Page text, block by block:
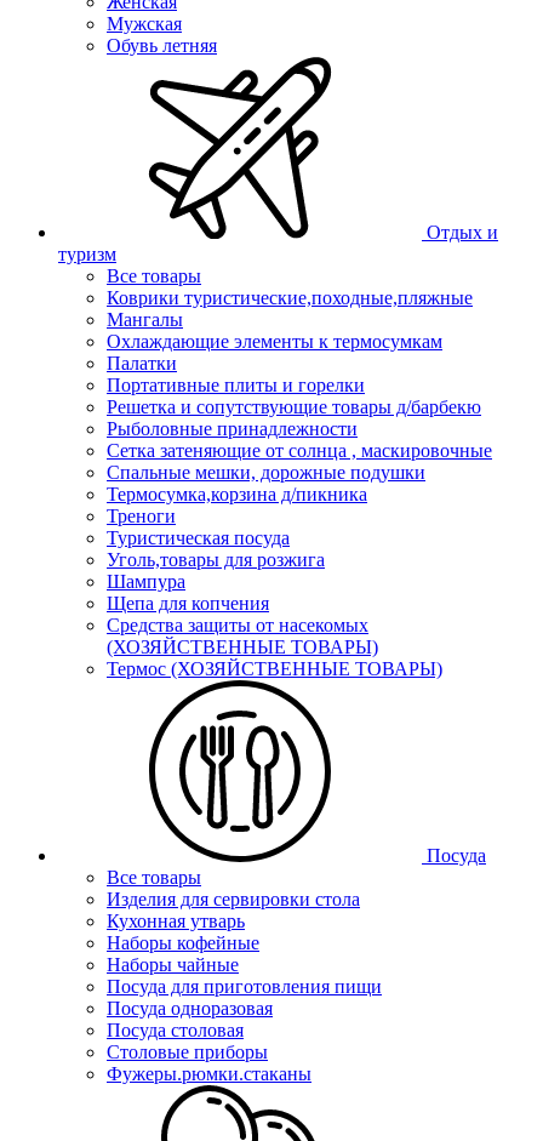
Мужская
Обувь летняя
Отдых и
туризм
Все товары
Коврики туристические,походные,пляжные
Мангалы
Охлаждающие элементы к термосумкам
Палатки
Портативные плиты и горелки
Решетка и сопутствующие товары д/барбекю
Рыболовные принадлежности
Сетка затеняющие от солнца , маскировочные
Спальные мешки, дорожные подушки
Термосумка,корзина д/пикника
Треноги
Туристическая посуда
Уголь,товары для розжига
Шампура
Щепа для копчения
Средства защиты от насекомых
(ХОЗЯЙСТВЕННЫЕ ТОВАРЫ)
Термос (ХОЗЯЙСТВЕННЫЕ ТОВАРЫ)
Посуда
Все товары
Изделия для сервировки стола
Кухонная утварь
Наборы кофейные
Наборы чайные
Посуда для приготовления пищи
Посуда одноразовая
Посуда столовая
Столовые приборы
Фужеры.рюмки.стаканы